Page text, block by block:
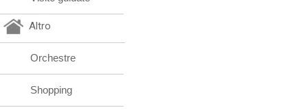
Altro
Orchestre
Shopping